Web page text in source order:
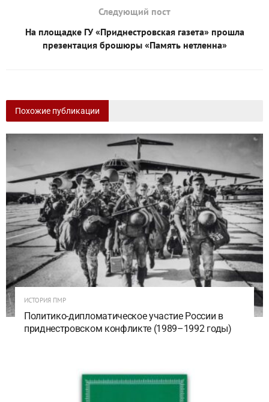
Следующий пост
На площадке ГУ «Приднестровская газета» прошла
презентация брошюры «Память нетленна»
Похожие публикации
ИСТОРИЯ ПМР
Политико-дипломатическое участие России в
приднестровском конфликте (1989–1992 годы)